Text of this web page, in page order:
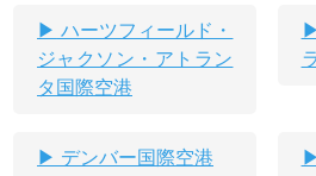
ハーツフィールド・
ジャクソン・アトラン
タ国際空港
デンバー国際空港